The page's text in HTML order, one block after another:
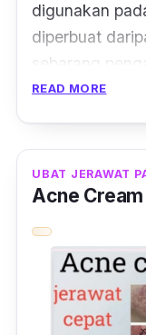
digunakan
diperbuat
sebarang
seperti
pembiakan
Pemakaian
akar jerawat,
hitam, serta
biji-biji gatal
READ MORE
UBAT JERAWAT
Acne